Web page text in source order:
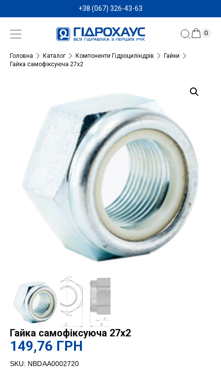
+38 (067) 326-43-63
0
Головна Каталог Компоненти Гідроциліндрів
Гайки
Гайка самофіксуюча 27х2
Гайка самофіксуюча 27х2
149,76 ГРН
SKU: NBDAA0002720